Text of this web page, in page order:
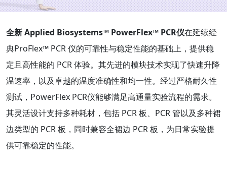
全新 Applied Biosystems™ PowerFlex™ PCR仪在延续经
典ProFlex™ PCR 仪的可靠性与稳定性能的基础上，提供稳
定且高性能的 PCR 体验。其先进的模块技术实现了快速升降
温速率，以及卓越的温度准确性和均一性。经过严格耐久性
测试，PowerFlex PCR仪能够满足高通量实验流程的需求。
其灵活设计支持多种耗材，包括 PCR 板、PCR 管以及多种裙
边类型的 PCR 板，同时兼容全裙边 PCR 板，为日常实验提
供可靠稳定的性能。